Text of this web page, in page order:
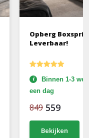
Opberg
Leverbaar!
Binnen 1-3
een dag
849 559
Bekijken